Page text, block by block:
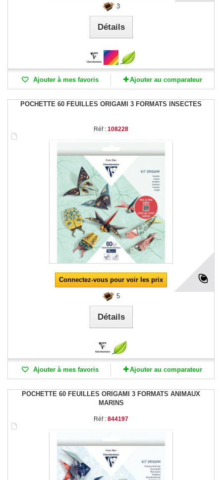
3
Détails
Ajouter à mes favoris Ajouter au comparateur
POCHETTE 60 FEUILLES ORIGAMI 3 FORMATS INSECTES
Réf : 108228
Connectez-vous pour voir les prix
5
Détails
Ajouter à mes favoris Ajouter au comparateur
POCHETTE 60 FEUILLES ORIGAMI 3 FORMATS ANIMAUX
MARINS
Réf : 844197